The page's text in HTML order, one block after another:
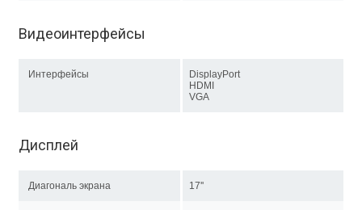
Видеоинтерфейсы
Интерфейсы
DisplayPort
HDMI
VGA
Дисплей
Диагональ экрана 17''